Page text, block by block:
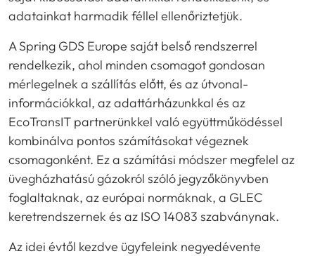
adatainkat harmadik féllel ellenőriztetjük.
A Spring GDS Europe saját belső rendszerrel
rendelkezik, ahol minden csomagot gondosan
mérlegelnek a szállítás előtt, és az útvonal-
információkkal, az adattárházunkkal és az
EcoTransIT partnerünkkel való együttműködéssel
kombinálva pontos számításokat végeznek
csomagonként. Ez a számítási módszer megfelel az
üvegházhatású gázokról szóló jegyzőkönyvben
foglaltaknak, az európai normáknak, a GLEC
keretrendszernek és az ISO 14083 szabványnak.
Az idei évtől kezdve ügyfeleink negyedévente